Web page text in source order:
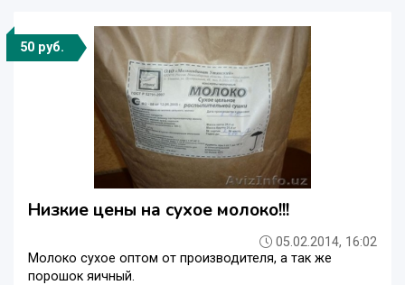
50 руб.
Низкие цены на сухое молоко!!!
05.02.2014, 16:02
Молоко сухое оптом от производителя, а так же
порошок яичный.